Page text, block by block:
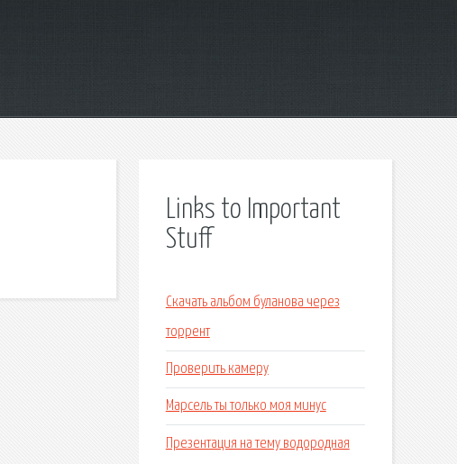
Links to Important
Stuff
Скачать альбом буланова через
торрент
Проверить камеру
Марсель ты только моя минус
Презентация на тему водородная